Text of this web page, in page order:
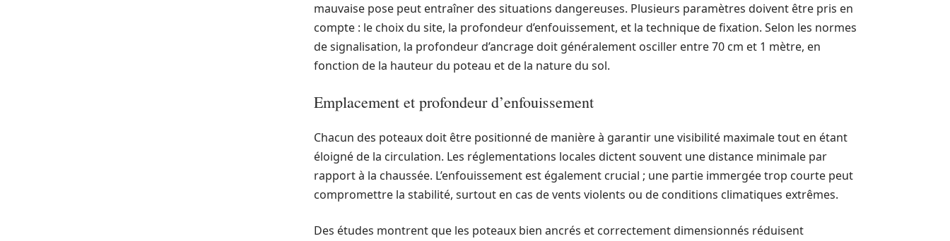
mauvaise pose peut entraîner des situations dangereuses. Plusieurs paramètres doivent être pris en
compte : le choix du site, la profondeur d’enfouissement, et la technique de fixation. Selon les normes
de signalisation, la profondeur d’ancrage doit généralement osciller entre 70 cm et 1 mètre, en
fonction de la hauteur du poteau et de la nature du sol.
Emplacement et profondeur d’enfouissement
Chacun des poteaux doit être positionné de manière à garantir une visibilité maximale tout en étant
éloigné de la circulation. Les réglementations locales dictent souvent une distance minimale par
rapport à la chaussée. L’enfouissement est également crucial ; une partie immergée trop courte peut
compromettre la stabilité, surtout en cas de vents violents ou de conditions climatiques extrêmes.
Des études montrent que les poteaux bien ancrés et correctement dimensionnés réduisent